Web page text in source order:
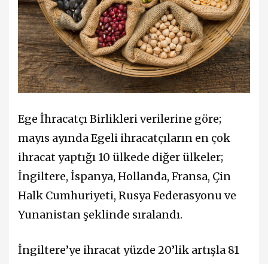
Ege İhracatçı Birlikleri verilerine göre;
mayıs ayında Egeli ihracatçıların en çok
ihracat yaptığı 10 ülkede diğer ülkeler;
İngiltere, İspanya, Hollanda, Fransa, Çin
Halk Cumhuriyeti, Rusya Federasyonu ve
Yunanistan şeklinde sıralandı.
İngiltere’ye ihracat yüzde 20’lik artışla 81